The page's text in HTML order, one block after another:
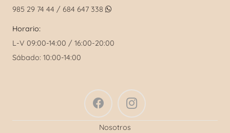
985 29 74 44 / 684 647 338
Horario:
L-V 09:00-14:00 / 16:00-20:00
Sábado: 10:00-14:00
Nosotros